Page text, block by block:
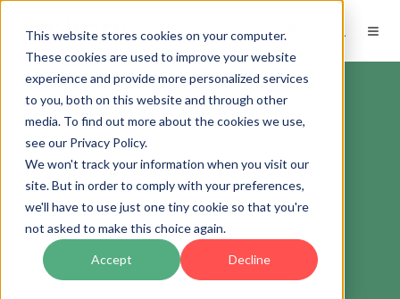
This website stores cookies on your computer.
These cookies are used to improve your website
experience and provide more personalized services
to you, both on this website and through other
media. To find out more about the cookies we use,
see our Privacy Policy.
We won't track your information when you visit our
site. But in order to comply with your preferences,
we'll have to use just one tiny cookie so that you're
not asked to make this choice again.
Accept Decline
ES